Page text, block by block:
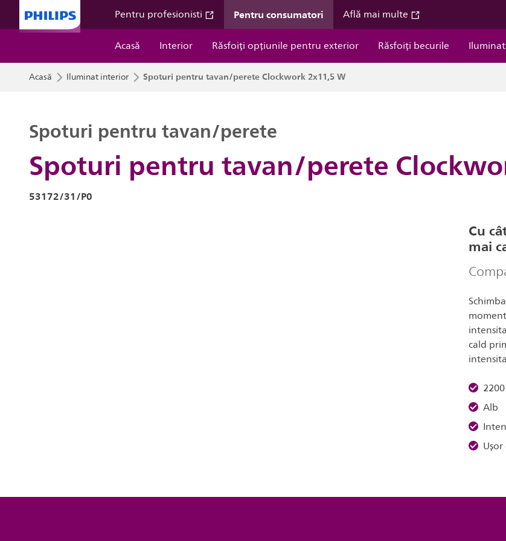
Pentru profesionisti Pentru consumatori Află mai multe
Acasă
Interior Răsfoiți opțiunile pentru exterior Răsfoiți becurile
Acasă Iluminat interior Spoturi pentru tavan/perete Clockwork 2x11,5 W
Spoturi pentru tavan/perete
Spoturi pentru tavan/perete
53172/31/P0
Cu
mai
cald
Alb